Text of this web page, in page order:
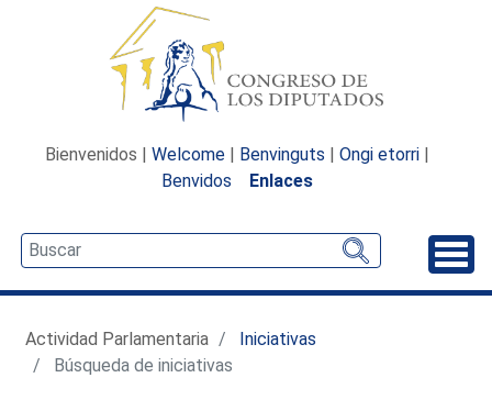
Bienvenidos | Welcome | Benvinguts | Ongi etorri |
Benvidos
Enlaces
Actividad Parlamentaria
Iniciativas
Búsqueda de iniciativas